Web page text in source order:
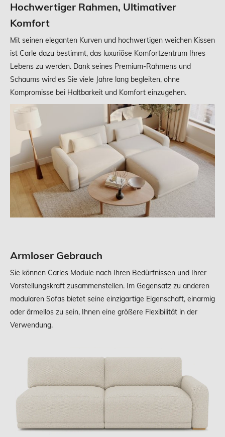
Hochwertiger Rahmen, Ultimativer
Komfort
Mit seinen eleganten Kurven und hochwertigen weichen Kissen
ist Carle dazu bestimmt, das luxuriöse Komfortzentrum Ihres
Lebens zu werden. Dank seines Premium-Rahmens und
Schaums wird es Sie viele Jahre lang begleiten, ohne
Kompromisse bei Haltbarkeit und Komfort einzugehen.
Armloser Gebrauch
Sie können Carles Module nach Ihren Bedürfnissen und Ihrer
Vorstellungskraft zusammenstellen. Im Gegensatz zu anderen
modularen Sofas bietet seine einzigartige Eigenschaft, einarmig
oder ärmellos zu sein, Ihnen eine größere Flexibilität in der
Verwendung.